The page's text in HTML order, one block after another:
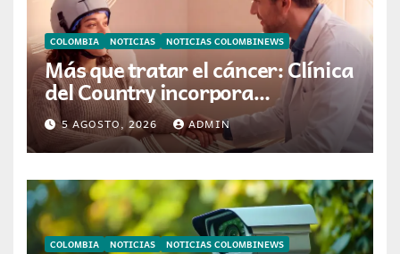
COLOMBIA NOTICIAS NOTICIAS COLOMBINEWS
Más que tratar el cáncer: Clínica
del Country incorpora
tecnología que ayuda a
preservar el cabello y la
confianza durante la
quimioterapia
5 AGOSTO, 2026 ADMIN
COLOMBIA NOTICIAS NOTICIAS COLOMBINEWS